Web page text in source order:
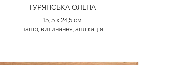
ТУРЯНСЬКА ОЛЕНА
15, 5 х 24,5 см
папір, витинання, аплікація